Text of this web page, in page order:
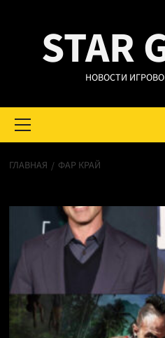
содержимомуSTAR
НОВОСТИ
меню
ГЛАВНАЯ ФАР КРАЙ